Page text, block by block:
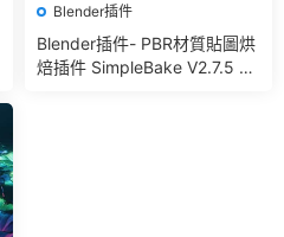
Blender插件
Blender插件- PBR材質貼圖烘
焙插件 SimpleBake V2.7.5 –